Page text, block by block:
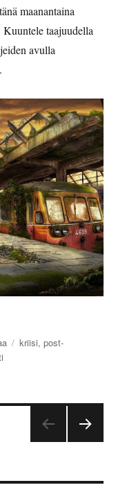
maanantaina
taajuudella
avulla
Avainsanat
kriisi,post-
seurassanne
SIVU